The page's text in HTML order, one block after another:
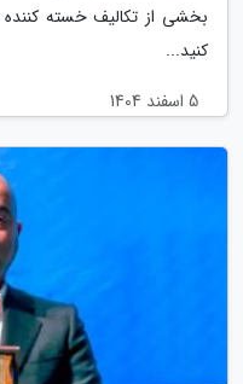
بخشی از تکالیف خسته
کنید...
5 اسفند 1404